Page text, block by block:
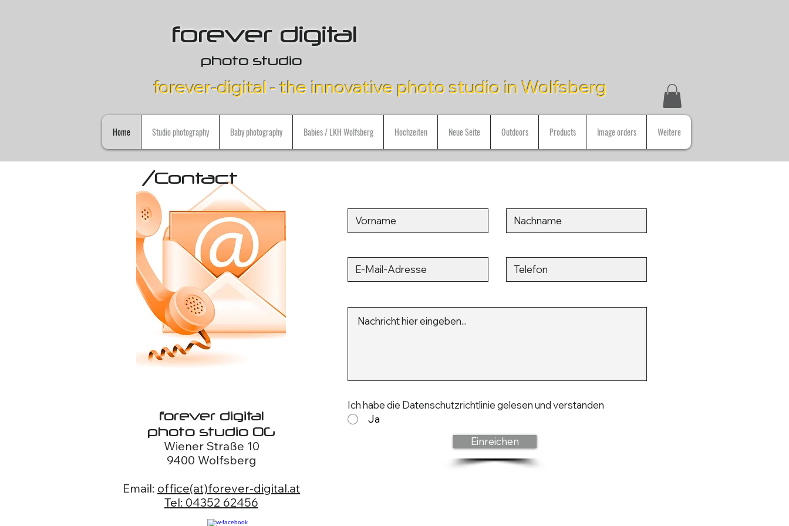
forever digital
photo studio
forever-digital - the innovative photo studio in Wolfsberg
Home Studio photography Baby photography Babies / LKH Wolfsberg Hochzeiten Neue Seite Outdoors Products Image orders Weitere
/Contact
forever digital
photo studio OG
Wiener Straße 10
9400 Wolfsberg
Email: office(at)forever-digital.at
Tel: 04352 62456
Ich habe die Datenschutzrichtlinie gelesen und verstanden
Ja
Einreichen